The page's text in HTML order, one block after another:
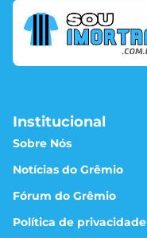
Institucional
Sobre Nós
Notícias do Grêmio
Fórum do Grêmio
Política de privacidade